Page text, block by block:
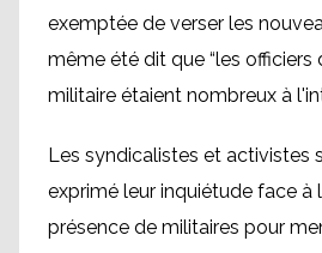
exemptée de verser les
même été dit que “les officiers
militaire étaient nombreux à
Les syndicalistes et activistes
exprimé leur inquiétude face à
présence de militaires pour